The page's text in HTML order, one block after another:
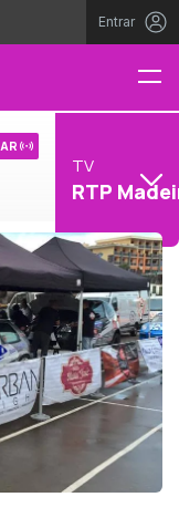
Entrar
TV
RTP